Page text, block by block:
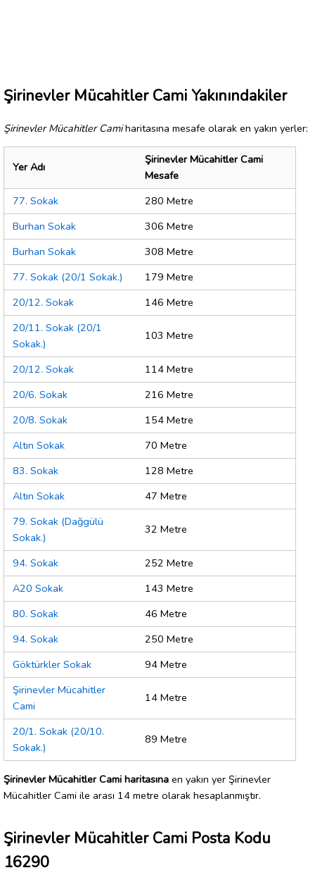
Şirinevler Mücahitler Cami Yakınındakiler
Şirinevler Mücahitler Camiharitasına mesafe olarak en yakın yerler:
Yer Adı
Şirinevler Mücahitler Cami
Mesafe
77. Sokak
280 Metre
Burhan Sokak
306 Metre
Burhan Sokak
308 Metre
77. Sokak (20/1 Sokak.)
179 Metre
20/12. Sokak
146 Metre
20/11. Sokak (20/1
Sokak.)
103 Metre
20/12. Sokak
114 Metre
20/6. Sokak
216 Metre
20/8. Sokak
154 Metre
Altın Sokak
70 Metre
83. Sokak
128 Metre
Altın Sokak
47 Metre
79. Sokak (Dağgülü
Sokak.)
32 Metre
94. Sokak
252 Metre
A20 Sokak
143 Metre
80. Sokak
46 Metre
94. Sokak
250 Metre
Göktürkler Sokak
94 Metre
Şirinevler Mücahitler
Cami
14 Metre
20/1. Sokak (20/10.
Sokak.)
89 Metre
Şirinevler Mücahitler Cami haritasına en yakın yer Şirinevler
Mücahitler Cami ile arası 14 metre olarak hesaplanmıştır.
Şirinevler Mücahitler Cami Posta Kodu
16290